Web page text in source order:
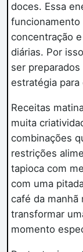
doces. Essa
funcionamento
concentração
diárias. Por
ser
estratégia
Receitas
muita
combinações
restrições
tapioca com
com uma
café da manhã
transformar
momento